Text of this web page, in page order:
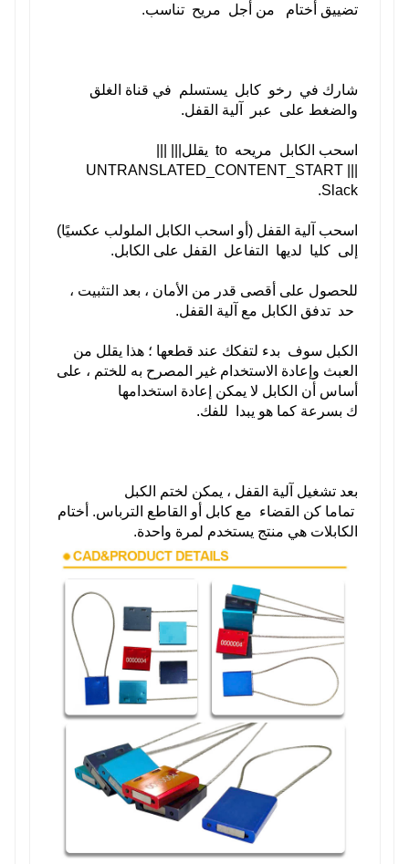
Cable seals are prolonged lasting and supposed
in extraordinary cable diameters and lengths for use
in larger than a few applications.
Our 3.5mm and 5.0mm cable seals are compliant with
ISO 17712:2013 and are rated as
a excessive protection seals.
تضييق أختام من أجل مريح تناسب.
شارك في رخو كابل يستسلم
في قناة الغلق
والضغط على
عبر آلية القفل.
اسحب الكابل مريحه يقلل
UNTRANSLATED_CONTENT_START |||
Slack.
اسحب آلية القفل (أو اسحب الكابل الملولب عكسيًا)
إلى كليا لديها التفاعل القفل على الكابل.
للحصول على أقصى قدر من الأمان ، بعد التثبيت ،
حد تدفق الكابل مع آلية القفل.
الكبل سوف بدء لتفكك عند قطعها ؛ هذا يقلل من
العبث وإعادة الاستخدام غير المصرح به للختم ، على
أساس أن الكابل لايمكن إعادة استخدامها
ك بسرعة كما هو يبدا للفك.
بعد تشغيل آلية القفل ، يمكن لختم الكبل
تماما كن القضاء مع كابل أو القاطع الترباس. أختام
الكابلات هي منتج يستخدم لمرة واحدة.